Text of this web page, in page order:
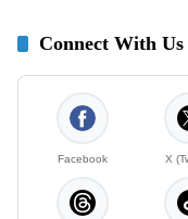
Connect With Us
Facebook X